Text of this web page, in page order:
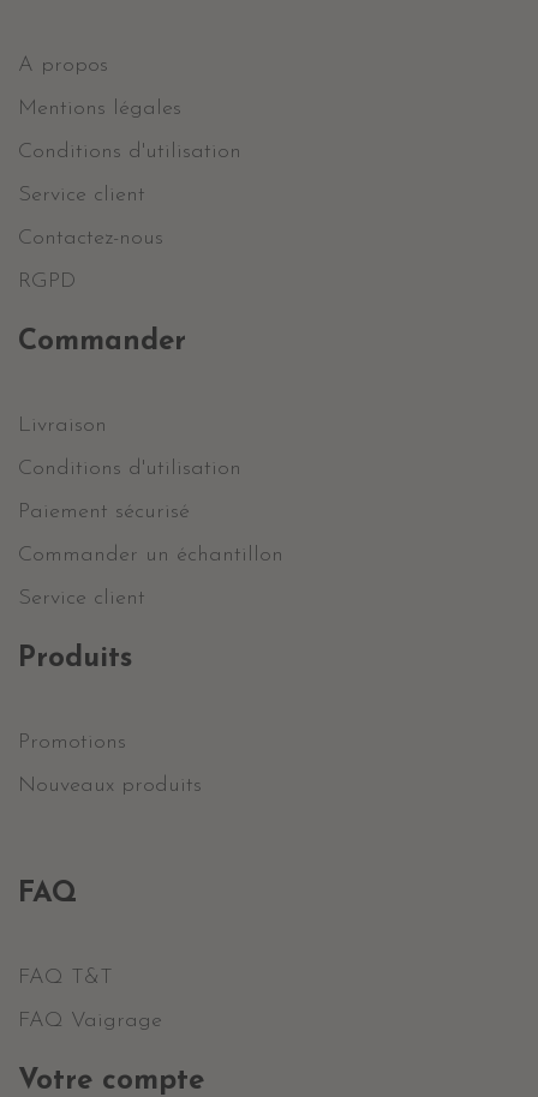
A propos
Mentions légales
Conditions d'utilisation
Service client
Contactez-nous
RGPD
Commander
Livraison
Conditions d'utilisation
Paiement sécurisé
Commander un échantillon
Service client
Produits
Promotions
Nouveaux produits
FAQ
FAQ T&T
FAQ Vaigrage
Votre compte